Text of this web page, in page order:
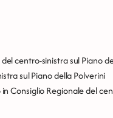
centro-sinistra sul Piano
sul Piano della Polverini
Consiglio Regionale del